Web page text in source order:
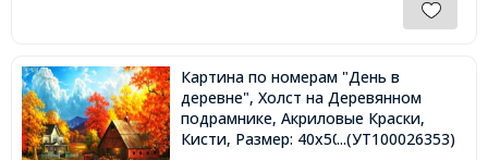
Картина по номерам "День в
деревне", Холст на Деревянном
подрамнике, Акриловые Краски,
Кисти, Размер: 40х50см,...(УТ100026353)